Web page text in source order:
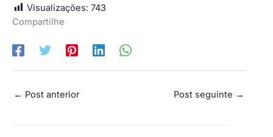
Visualizações: 743
Compartilhe
← Post anterior Post seguinte →